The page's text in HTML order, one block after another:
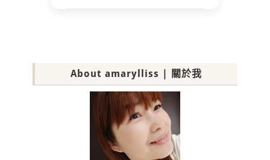
About amarylliss | 關於我